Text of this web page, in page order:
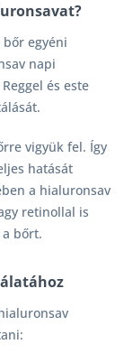
egyéni
napi
és este
vigyük fel. Így
hatását
a hialuronsav
retinollal is
bőrt.